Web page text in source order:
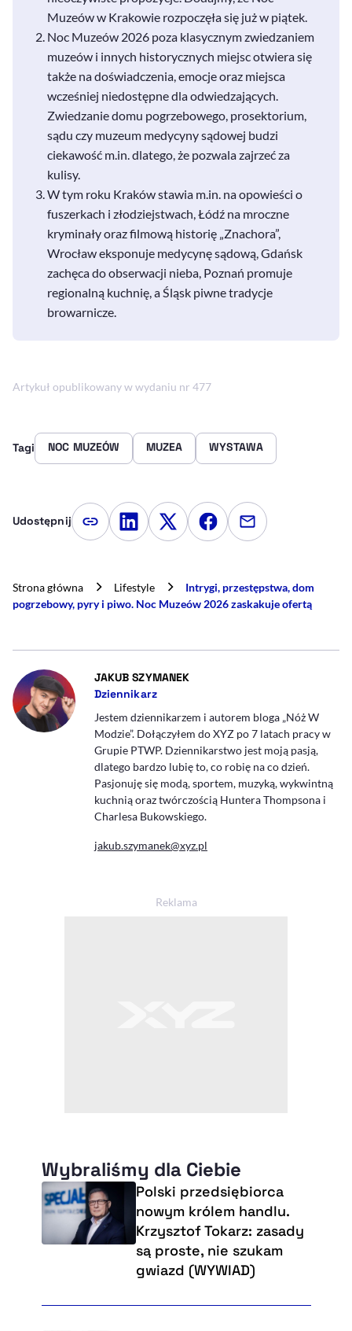
Muzeów w Krakowie rozpoczęła się już w piątek.
Noc Muzeów 2026 poza klasycznym zwiedzaniem
muzeów i innych historycznych miejsc otwiera się
także na doświadczenia, emocje oraz miejsca
wcześniej niedostępne dla odwiedzających.
Zwiedzanie domu pogrzebowego, prosektorium,
sądu czy muzeum medycyny sądowej budzi
ciekawość m.in. dlatego, że pozwala zajrzeć za
kulisy.
W tym roku Kraków stawia m.in. na opowieści o
fuszerkach i złodziejstwach, Łódź na mroczne
kryminały oraz filmową historię „Znachora”,
Wrocław eksponuje medycynę sądową, Gdańsk
zachęca do obserwacji nieba, Poznań promuje
regionalną kuchnię, a Śląsk piwne tradycje
browarnicze.
Wybraliśmy dla Ciebie
Polski przedsiębiorca
nowym królem handlu.
Krzysztof Tokarz: zasady
są proste, nie szukam
gwiazd (WYWIAD)
Artykuł opublikowany w wydaniu nr 477
Tagi NOC MUZEÓW MUZEA WYSTAWA
Udostępnij Kopiuj link artykułu
Udostępnij na LinkedIn
Udostępnij na Twitterze
Udostępnij na
Udostępnij
Strona główna Lifestyle
Intrygi, przestępstwa, dom
pogrzebowy, pyry i piwo. Noc Muzeów 2026 zaskakuje ofertą
JAKUB SZYMANEK- AUTOR ARTYKUŁU - PROFIL
Dziennikarz
Jestem dziennikarzem i autorem bloga „Nóż W
Modzie”. Dołączyłem do XYZ po 7 latach pracy w
Grupie PTWP. Dziennikarstwo jest moją pasją,
dlatego bardzo lubię to, co robię na co dzień.
Pasjonuję się modą, sportem, muzyką, wykwintną
kuchnią oraz twórczością Huntera Thompsona i
Charlesa Bukowskiego.
jakub.szymanek@xyz.pl